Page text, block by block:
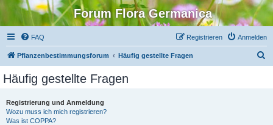
Forum Flora Germanica
FAQ Anmelden
Registrieren
Pflanzenbestimmungsforum Häufig gestellte Fragen
Häufig gestellte Fragen
Registrierung und Anmeldung
Wozu muss ich mich registrieren?
Was ist COPPA?